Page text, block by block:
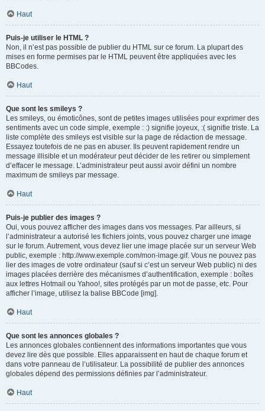
Haut
Puis-je utiliser le HTML ?
Non, il n’est pas possible de publier du HTML sur ce forum. La plupart des
mises en forme permises par le HTML peuvent être appliquées avec les
BBCodes.
Haut
Que sont les smileys ?
Les smileys, ou émoticônes, sont de petites images utilisées pour exprimer des
sentiments avec un code simple, exemple : :) signifie joyeux, :( signifie triste. La
liste complète des smileys est visible sur la page de rédaction de message.
Essayez toutefois de ne pas en abuser. Ils peuvent rapidement rendre un
message illisible et un modérateur peut décider de les retirer ou simplement
d’effacer le message. L’administrateur peut aussi avoir défini un nombre
maximum de smileys par message.
Haut
Puis-je publier des images ?
Oui, vous pouvez afficher des images dans vos messages. Par ailleurs, si
l’administrateur a autorisé les fichiers joints, vous pouvez charger une image
sur le forum. Autrement, vous devez lier une image placée sur un serveur Web
public, exemple : http://www.exemple.com/mon-image.gif. Vous ne pouvez pas
lier des images de votre ordinateur (sauf si c’est un serveur Web public) ni des
images placées derrière des mécanismes d’authentification, exemple : boîtes
aux lettres Hotmail ou Yahoo!, sites protégés par un mot de passe, etc. Pour
afficher l’image, utilisez la balise BBCode [img].
Haut
Que sont les annonces globales ?
Les annonces globales contiennent des informations importantes que vous
devez lire dès que possible. Elles apparaissent en haut de chaque forum et
dans votre panneau de l’utilisateur. La possibilité de publier des annonces
globales dépend des permissions définies par l’administrateur.
Haut